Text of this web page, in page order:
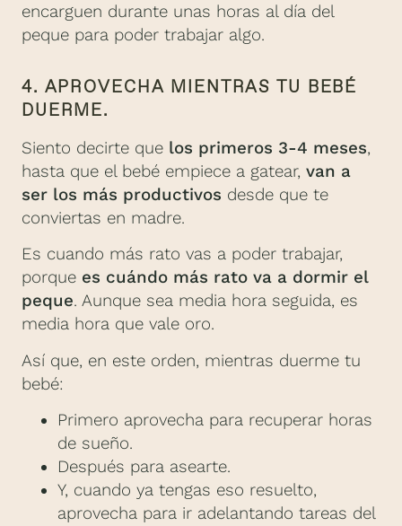
encarguen durante unas horas al día del
peque para poder trabajar algo.
4. APROVECHA MIENTRAS TU BEBÉ
DUERME.
Siento decirte que los primeros 3-4 meses,
hasta que el bebé empiece a gatear, van a
ser los más productivos desde que te
conviertas en madre.
Es cuando más rato vas a poder trabajar,
porque es cuándo más rato va a dormir el
peque. Aunque sea media hora seguida, es
media hora que vale oro.
Así que, en este orden, mientras duerme tu
bebé:
Primero aprovecha para recuperar horas
de sueño.​
Después para asearte.​
Y, cuando ya tengas eso resuelto,
aprovecha para ir adelantando tareas del